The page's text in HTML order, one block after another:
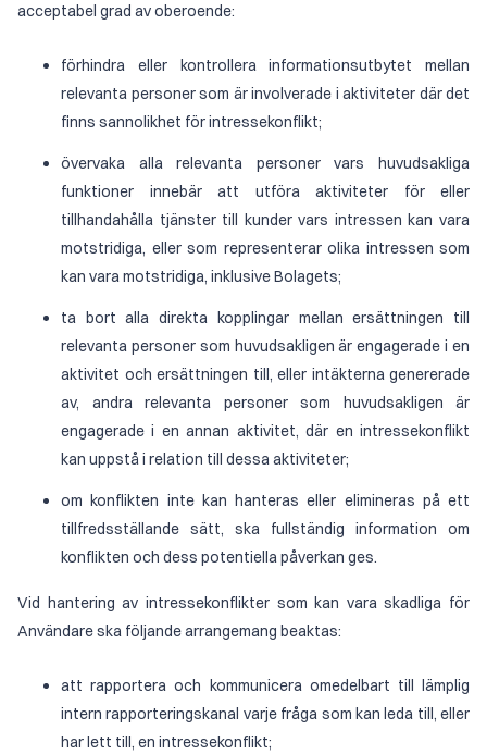
acceptabel grad av oberoende:
förhindra eller kontrollera informationsutbytet mellan
relevanta personer som är involverade i aktiviteter där det
finns sannolikhet för intressekonflikt;
övervaka alla relevanta personer vars huvudsakliga
funktioner innebär att utföra aktiviteter för eller
tillhandahålla tjänster till kunder vars intressen kan vara
motstridiga, eller som representerar olika intressen som
kan vara motstridiga, inklusive Bolagets;
ta bort alla direkta kopplingar mellan ersättningen till
relevanta personer som huvudsakligen är engagerade i en
aktivitet och ersättningen till, eller intäkterna genererade
av, andra relevanta personer som huvudsakligen är
engagerade i en annan aktivitet, där en intressekonflikt
kan uppstå i relation till dessa aktiviteter;
om konflikten inte kan hanteras eller elimineras på ett
tillfredsställande sätt, ska fullständig information om
konflikten och dess potentiella påverkan ges.
Vid hantering av intressekonflikter som kan vara skadliga för
Användare ska följande arrangemang beaktas:
att rapportera och kommunicera omedelbart till lämplig
intern rapporteringskanal varje fråga som kan leda till, eller
har lett till, en intressekonflikt;